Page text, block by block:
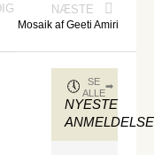
NÆSTE
Mosaik af Geeti Amiri
NYESTE
SE
ALLE